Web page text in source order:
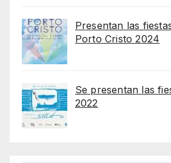
Presentan las
Porto Cristo 2024
Se presentan las
2022